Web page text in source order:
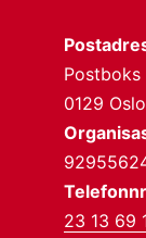
Postboks
0129 Oslo
23 13 69